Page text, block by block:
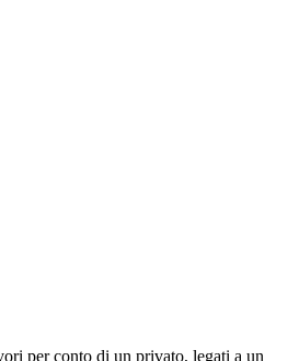
per conto di un privato, legati a un